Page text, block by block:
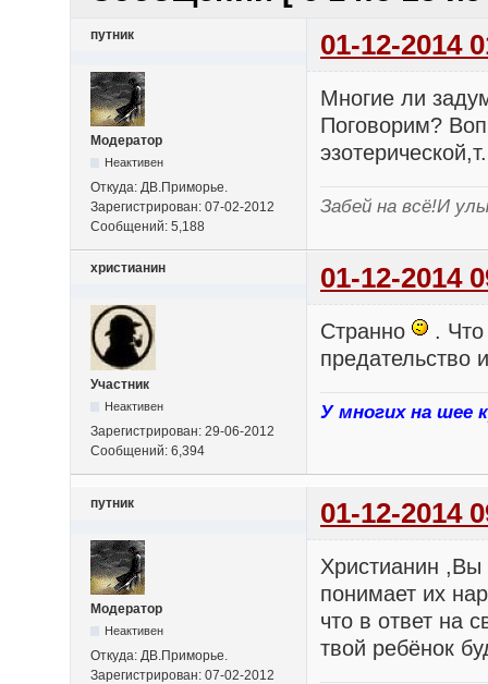
путник 01-12-2014
Модератор
Неактивен
Откуда: ДВ.Приморье.
Зарегистрирован: 07-02-2012
Сообщений: 5,188
Многие ли
Поговорим?
Забей на всё!И
христианин 01-12-2014
Участник
Неактивен
Зарегистрирован: 29-06-2012
Сообщений: 6,394
Странно
.
предательство
У многих на шее
путник 01-12-2014
Модератор
Неактивен
Откуда: ДВ.Приморье.
Зарегистрирован: 07-02-2012
Христианин ,Вы
понимает их
что в ответ на
твой ребёнок